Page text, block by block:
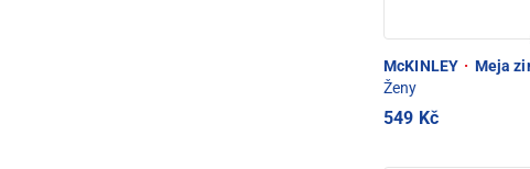
McKINLEY · Meja
Ženy
549 Kč